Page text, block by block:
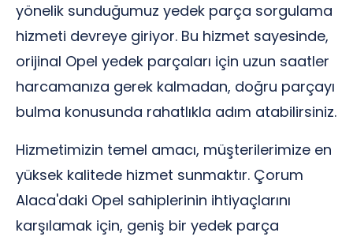
yönelik sunduğumuz yedek parça sorgulama
hizmeti devreye giriyor. Bu hizmet sayesinde,
orijinal Opel yedek parçaları için uzun saatler
harcamanıza gerek kalmadan, doğru parçayı
bulma konusunda rahatlıkla adım atabilirsiniz.
Hizmetimizin temel amacı, müşterilerimize en
yüksek kalitede hizmet sunmaktır. Çorum
Alaca'daki Opel sahiplerinin ihtiyaçlarını
karşılamak için, geniş bir yedek parça